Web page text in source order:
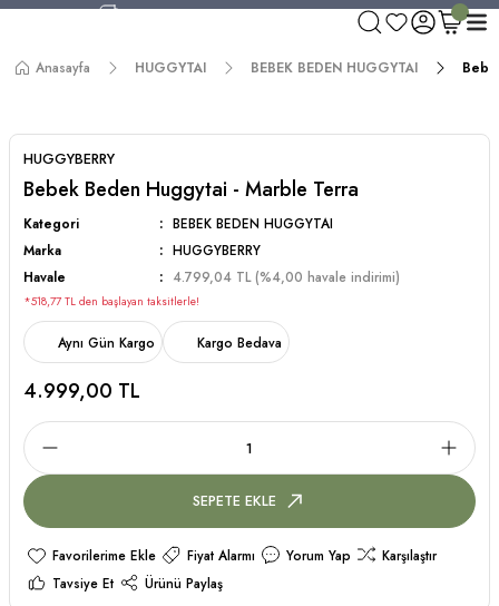
750 TL ve Üzeri Alışverişlerde Kargo Bedava!
Worldwide Shipping!
Anasayfa HUGGYTAI BEBEK BEDEN HUGGYTAI
HUGGYBERRY
Bebek Beden Huggytai - Marble Terra
Kategori
BEBEK BEDEN HUGGYTAI
Marka
HUGGYBERRY
Havale
4.799,04 TL (%4,00 havale indirimi)
*518,77 TL den başlayan taksitlerle!
Aynı Gün Kargo Kargo Bedava
4.999,00 TL
SEPETE EKLE
Fiyat Alarmı Yorum Yap
Karşılaştır
Tavsiye Et
Ürünü Paylaş